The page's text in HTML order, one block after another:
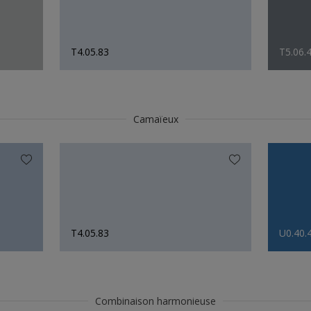
T4.05.83
Camaïeux
T4.05.83
Combinaison harmonieuse